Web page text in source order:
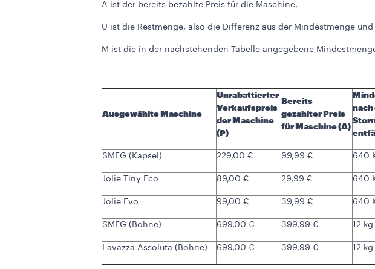
A ist der bereits bezahlte Preis für die Maschine,
U ist die Restmenge, also die Differenz aus der Mindestmenge
M ist die in der nachstehenden Tabelle angegebene
Ausgewählte Maschine
Unrabattierter
Verkaufspreis
der Maschine
(P)
Bereits
gezahlter Preis
für Maschine (A)
nach
SMEG (Kapsel) 229,00 € 99,99 € 640
Jolie Tiny Eco 89,00 € 29,99 € 640
Jolie Evo 99,00 € 39,99 € 640
SMEG (Bohne) 699,00 € 399,99 € 12 kg
Lavazza Assoluta (Bohne) 699,00 € 399,99 € 12 kg